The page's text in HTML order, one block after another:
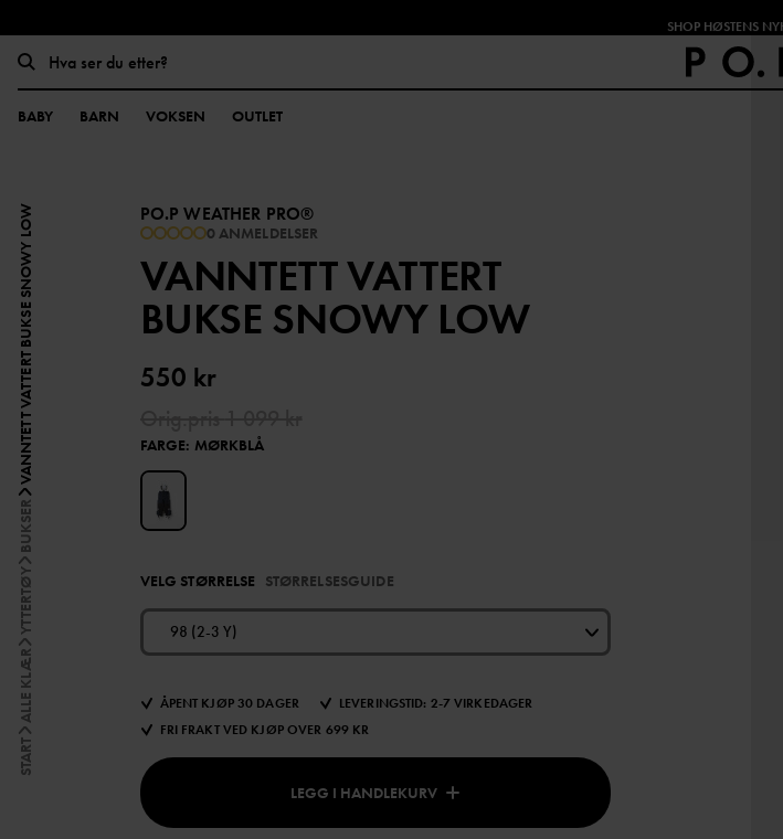
BABY BARN VOKSEN OUTLET
START
ALLE KLÆR
YTTERTØY
BUKSER
VANNTETT VATTERT BUKSE SNOWY LOW PO.P WEATHER PRO®
0 ANMELDELSER
VANNTETT VATTERT
BUKSE SNOWY LOW
550 kr
FARGE: MØRKBLÅ
VELG STØRRELSE STØRRELSESGUIDE
98 (2-3 Y)
ÅPENT KJØP 30 DAGER
LEVERINGSTID: 2-7 VIRKEDAGER
FRI FRAKT VED KJØP OVER 699 KR
LEGG I HANDLEKURV